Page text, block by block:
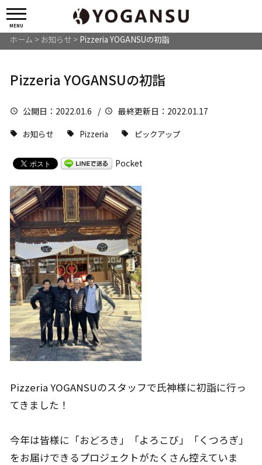
MENU
ホーム > お知らせ> Pizzeria YOGANSUの初詣
Pizzeria YOGANSUの初詣
公開日 ：2022.01.6 / 最終更新日 ：2022.01.17
お知らせ Pizzeria ピックアップ
Pocket
Pizzeria YOGANSUのスタッフで氏神様に初詣に行っ
てきました！
今年は皆様に「おどろき」「よろこび」「くつろぎ」
をお届けできるプロジェクトがたくさん控えていま